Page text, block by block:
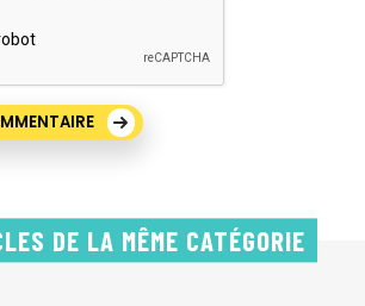
DE LA MÊME CATÉGORIE